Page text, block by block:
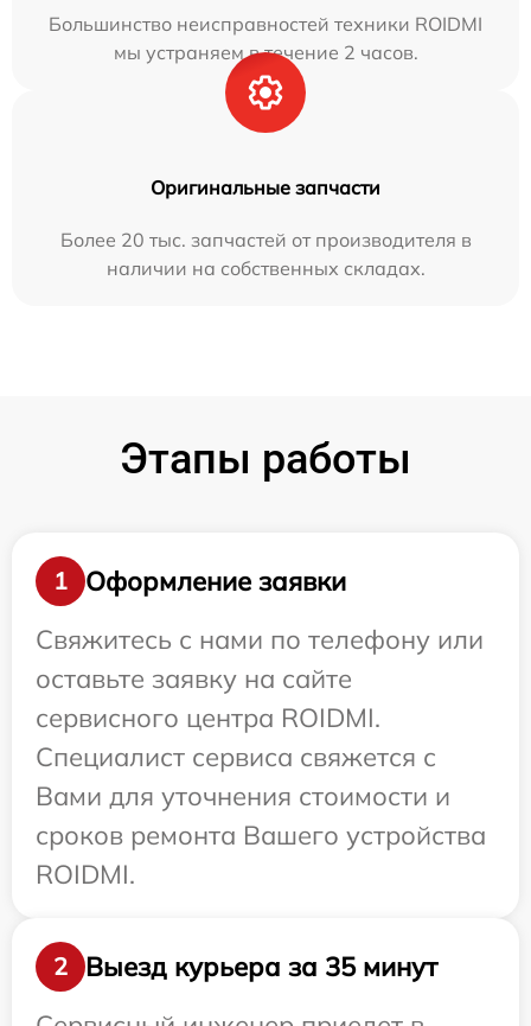
Большинство неисправностей техники ROIDMI
мы устраняем в течение 2 часов.
Оригинальные запчасти
Более 20 тыс. запчастей от производителя в
наличии на собственных складах.
Этапы работы
1
Оформление заявки
Свяжитесь с нами по телефону или
оставьте заявку на сайте
сервисного центра ROIDMI.
Специалист сервиса свяжется с
Вами для уточнения стоимости и
сроков ремонта Вашего устройства
ROIDMI.
2
Выезд курьера за 35 минут